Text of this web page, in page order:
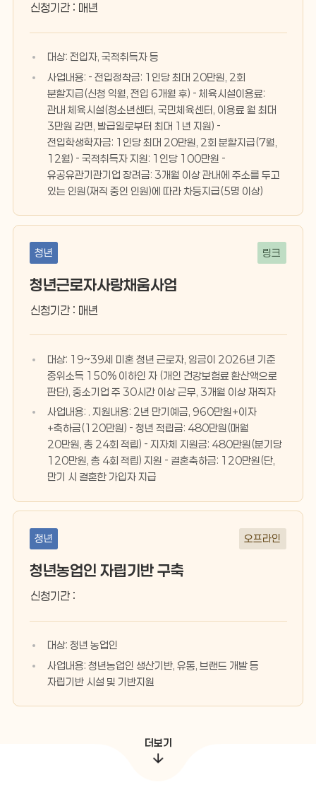
신청기간 : 매년
대상: 전입자, 국적취득자 등
사업내용: - 전입정착금: 1인당 최대 20만원, 2회
분할지급(신청 익월, 전입 6개월 후) - 체육시설이용료:
관내 체육시설(청소년센터, 국민체육센터, 이용료 월 최대
3만원 감면, 발급일로부터 최대 1년 지원) -
전입학생학자금: 1인당 최대 20만원, 2회 분할지급(7월,
12월) - 국적취득자 지원: 1인당 100만원 -
유공유관기관기업 장려금: 3개월 이상 관내에 주소를 두고
있는 인원(재직 중인 인원)에 따라 차등지급(5명 이상)
청년 링크
청년근로자사랑채움사업
신청기간 : 매년
대상: 19~39세 미혼 청년 근로자, 임금이 2026년 기준
중위소득 150% 이하인 자 (개인 건강보험료 환산액으로
판단), 중소기업 주 30시간 이상 근무, 3개월 이상 재직자
사업내용: . 지원내용: 2년 만기예금, 960만원+이자
+축하금(120만원) - 청년 적립금: 480만원(매월
20만원, 총 24회 적립) - 지자체 지원금: 480만원(분기당
120만원, 총 4회 적립) 지원 - 결혼축하금: 120만원(단,
만기 시 결혼한 가입자 지급
청년 오프라인
청년농업인 자립기반 구축
신청기간 :
대상: 청년 농업인
사업내용: 청년농업인 생산기반, 유통, 브랜드 개발 등
자립기반 시설 및 기반지원
더보기